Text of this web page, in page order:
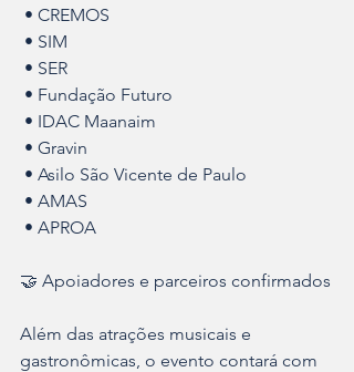
• CREMOS
• SIM
• SER
• Fundação Futuro
• IDAC Maanaim
• Gravin
• Asilo São Vicente de Paulo
• AMAS
• APROA
🤝 Apoiadores e parceiros confirmados
Além das atrações musicais e
gastronômicas, o evento contará com